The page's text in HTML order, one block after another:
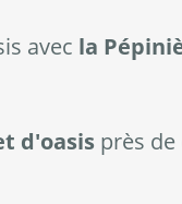
avec la
d'oasis près